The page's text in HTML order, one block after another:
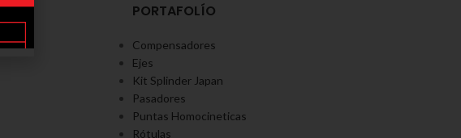
PORTAFOLÍO
Compensadores
Ejes
Kit Splinder Japan
Pasadores
Puntas Homocineticas
Rótulas